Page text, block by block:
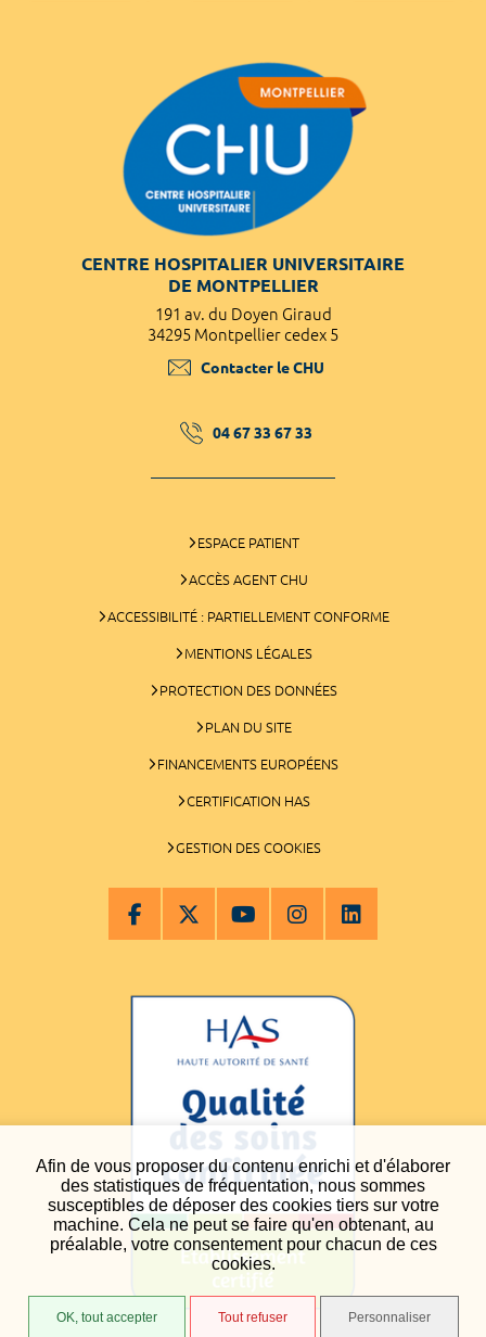
Afin de vous proposer du contenu enrichi et d'élaborer
des statistiques de fréquentation, nous sommes
susceptibles de déposer des cookies tiers sur votre
machine. Cela ne peut se faire qu'en obtenant, au
préalable, votre consentement pour chacun de ces
cookies.
OK, tout accepter Tout refuser Personnaliser
CENTRE HOSPITALIER UNIVERSITAIRE
DE MONTPELLIER
191 av. du Doyen Giraud
34295 Montpellier cedex 5
Contacter le CHU
04 67 33 67 33
ESPACE PATIENT
ACCÈS AGENT CHU
ACCESSIBILITÉ : PARTIELLEMENT CONFORME
MENTIONS LÉGALES
PROTECTION DES DONNÉES
PLAN DU SITE
FINANCEMENTS EUROPÉENS
CERTIFICATION HAS
GESTION DES COOKIES